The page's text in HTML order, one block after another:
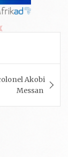
Akobi
Messan